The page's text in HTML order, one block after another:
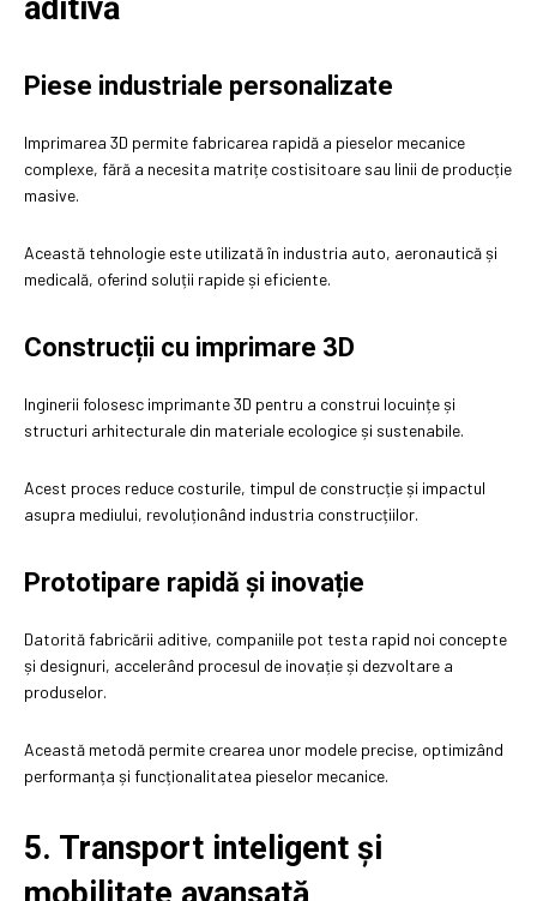
aditivă
Piese industriale personalizate
Imprimarea 3D permite fabricarea rapidă a pieselor mecanice
complexe, fără a necesita matrițe costisitoare sau linii de producție
masive.
Această tehnologie este utilizată în industria auto, aeronautică și
medicală, oferind soluții rapide și eficiente.
Construcții cu imprimare 3D
Inginerii folosesc imprimante 3D pentru a construi locuințe și
structuri arhitecturale din materiale ecologice și sustenabile.
Acest proces reduce costurile, timpul de construcție și impactul
asupra mediului, revoluționând industria construcțiilor.
Prototipare rapidă și inovație
Datorită fabricării aditive, companiile pot testa rapid noi concepte
și designuri, accelerând procesul de inovație și dezvoltare a
produselor.
Această metodă permite crearea unor modele precise, optimizând
performanța și funcționalitatea pieselor mecanice.
5. Transport inteligent și